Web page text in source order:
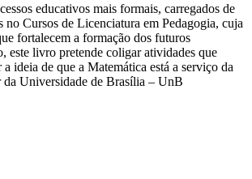
educativos mais formais, carregados de
Cursos de Licenciatura em Pedagogia, cuja
fortalecem a formação dos futuros
este livro pretende coligar atividades que
ideia de que a Matemática está a serviço da
da Universidade de Brasília – UnB